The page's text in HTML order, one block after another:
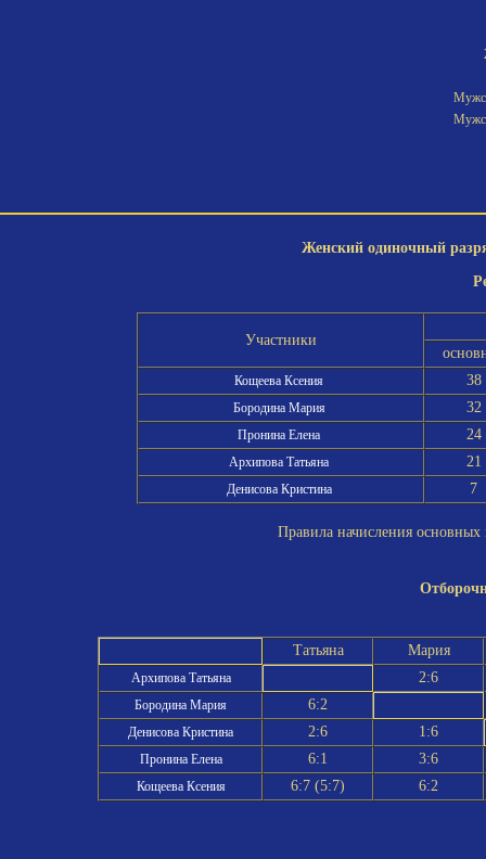
Женский одиночный
Участники
Кощеева Ксения 38
Бородина Мария 32
Пронина Елена 24
Архипова Татьяна 21
Денисова Кристина 7
Правила начисления
Татьяна Мария
Архипова Татьяна 2:6
Бородина Мария 6:2
Денисова Кристина 2:6 1:6
Пронина Елена 6:1 3:6
Кощеева Ксения 6:7 (5:7) 6:2